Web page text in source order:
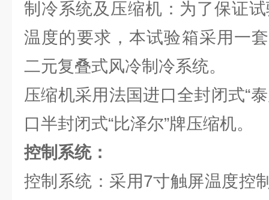
制冷系统及压缩机：为了保证
温度的要求，本试验箱采用一
二元复叠式风冷制冷系统。
压缩机采用法国进口全封闭式“
口半封闭式“比泽尔”牌压缩机。
控制系统：
控制系统：采用7寸触屏温度控